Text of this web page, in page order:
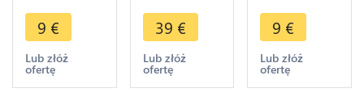
Belfort 1
Franc
Semeuse
Nécessité
9 €
Lub złóż
ofertę
Belfort 50
Centimes
Semeuse
Nécessité
39 €
Lub złóż
ofertę
Belfort 50
Centimes
Semeuse
Nécéssité
9 €
Lub złóż
ofertę